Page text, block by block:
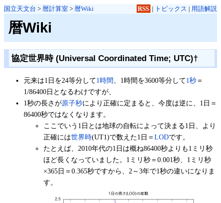
国立天文台 > 暦計算室 > 暦Wiki RSS | トピックス | 用語解説
暦Wiki
協定世界時 (Universal Coordinated Time; UTC)†
元来は1日を24等分して1時間、1時間を3600等分して1秒＝
1/86400日となるわけですが、
1秒の長さが原子秒により正確に定まると、今度は逆に、1日＝
86400秒ではなくなります。
ここでいう1日とは地球の自転によって決まる1日、より
正確には世界時(UT1)で数えた1日＝LODです。
たとえば、2010年代の1日は概ね86400秒よりも1ミリ秒
ほど長くなっていました。1ミリ秒＝0.001秒、1ミリ秒
×365日＝0.365秒ですから、2～3年で1秒の違いになりま
す。